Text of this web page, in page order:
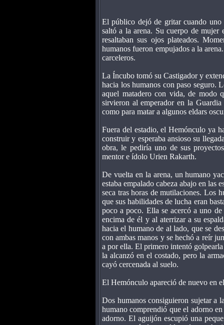
El público dejó de gritar cuando uno
saltó a la arena. Su cuerpo de
resaltaban sus ojos plateados.
humanos fueron empujados a la
carceleros.
La Íncubo tomó su Castigador y
hacia los humanos con paso seguro.
aquel matadero con vida, de modo
sirvieron al emperador en la
como para matar a algunos eldars
Fuera del estadio, el Hemónculo ya
construir y esperaba ansioso su
obra, le pediría uno de sus
mentor e ídolo Urien Rakarth.
De vuelta en la arena, un humano
estaba empalado cabeza abajo en las
seca tras horas de mutilaciones. Los
que sus habilidades de lucha eran
poco a poco. Ella se acercó a uno
encima de él y al aterrizar a su
hacia el humano de al lado, que se
con ambas manos y se hechó a reír
a por ella. El primero intentó
la alcanzó en el costado, pero la
cayó cercenada al suelo.
El Hemónculo apareció de nuevo en
Dos humanos consiguieron sujetar a
humano comprendió que el adorno
adorno. El aguijón escupió una